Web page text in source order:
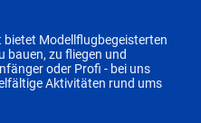
bietet Modellflugbegeisterten
bauen, zu fliegen und
oder Profi - bei uns
Aktivitäten rund ums